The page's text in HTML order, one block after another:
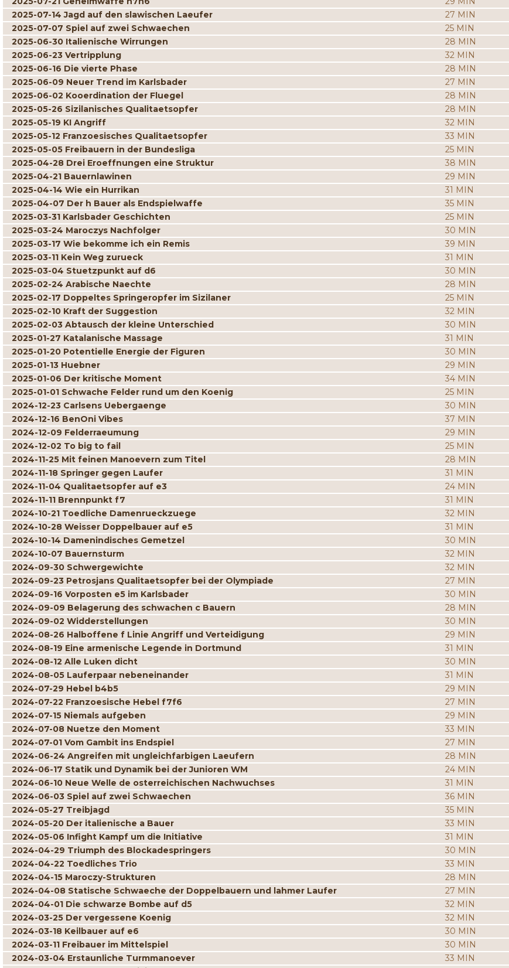
2025-07-14 Jagd auf den slawischen Laeufer
27 MIN
2025-07-07 Spiel auf zwei Schwaechen
25 MIN
2025-06-30 Italienische Wirrungen
28 MIN
2025-06-23 Vertripplung
32 MIN
2025-06-16 Die vierte Phase
28 MIN
2025-06-09 Neuer Trend im Karlsbader
27 MIN
2025-06-02 Kooerdination der Fluegel
28 MIN
2025-05-26 Sizilanisches Qualitaetsopfer
28 MIN
2025-05-19 KI Angriff
32 MIN
2025-05-12 Franzoesisches Qualitaetsopfer
33 MIN
2025-05-05 Freibauern in der Bundesliga
25 MIN
2025-04-28 Drei Eroeffnungen eine Struktur
38 MIN
2025-04-21 Bauernlawinen
29 MIN
2025-04-14 Wie ein Hurrikan
31 MIN
2025-04-07 Der h Bauer als Endspielwaffe
35 MIN
2025-03-31 Karlsbader Geschichten
25 MIN
2025-03-24 Maroczys Nachfolger
30 MIN
2025-03-17 Wie bekomme ich ein Remis
39 MIN
2025-03-11 Kein Weg zurueck
31 MIN
2025-03-04 Stuetzpunkt auf d6
30 MIN
2025-02-24 Arabische Naechte
28 MIN
2025-02-17 Doppeltes Springeropfer im Sizilaner
25 MIN
2025-02-10 Kraft der Suggestion
32 MIN
2025-02-03 Abtausch der kleine Unterschied
30 MIN
2025-01-27 Katalanische Massage
31 MIN
2025-01-20 Potentielle Energie der Figuren
30 MIN
2025-01-13 Huebner
29 MIN
2025-01-06 Der kritische Moment
34 MIN
2025-01-01 Schwache Felder rund um den Koenig
25 MIN
2024-12-23 Carlsens Uebergaenge
30 MIN
2024-12-16 BenOni Vibes
37 MIN
2024-12-09 Felderraeumung
29 MIN
2024-12-02 To big to fail
25 MIN
2024-11-25 Mit feinen Manoevern zum Titel
28 MIN
2024-11-18 Springer gegen Laufer
31 MIN
2024-11-04 Qualitaetsopfer auf e3
24 MIN
2024-11-11 Brennpunkt f7
31 MIN
2024-10-21 Toedliche Damenrueckzuege
32 MIN
2024-10-28 Weisser Doppelbauer auf e5
31 MIN
2024-10-14 Damenindisches Gemetzel
30 MIN
2024-10-07 Bauernsturm
32 MIN
2024-09-30 Schwergewichte
32 MIN
2024-09-23 Petrosjans Qualitaetsopfer bei der Olympiade
27 MIN
2024-09-16 Vorposten e5 im Karlsbader
30 MIN
2024-09-09 Belagerung des schwachen c Bauern
28 MIN
2024-09-02 Widderstellungen
30 MIN
2024-08-26 Halboffene f Linie Angriff und Verteidigung
29 MIN
2024-08-19 Eine armenische Legende in Dortmund
31 MIN
2024-08-12 Alle Luken dicht
30 MIN
2024-08-05 Lauferpaar nebeneinander
31 MIN
2024-07-29 Hebel b4b5
29 MIN
2024-07-22 Franzoesische Hebel f7f6
27 MIN
2024-07-15 Niemals aufgeben
29 MIN
2024-07-08 Nuetze den Moment
33 MIN
2024-07-01 Vom Gambit ins Endspiel
27 MIN
2024-06-24 Angreifen mit ungleichfarbigen Laeufern
28 MIN
2024-06-17 Statik und Dynamik bei der Junioren WM
24 MIN
2024-06-10 Neue Welle de osterreichischen Nachwuchses
31 MIN
2024-06-03 Spiel auf zwei Schwaechen
36 MIN
2024-05-27 Treibjagd
35 MIN
2024-05-20 Der italienische a Bauer
33 MIN
2024-05-06 Infight Kampf um die Initiative
31 MIN
2024-04-29 Triumph des Blockadespringers
30 MIN
2024-04-22 Toedliches Trio
33 MIN
2024-04-15 Maroczy-Strukturen
28 MIN
2024-04-08 Statische Schwaeche der Doppelbauern und lahmer Laufer
27 MIN
2024-04-01 Die schwarze Bombe auf d5
32 MIN
2024-03-25 Der vergessene Koenig
32 MIN
2024-03-18 Keilbauer auf e6
30 MIN
2024-03-11 Freibauer im Mittelspiel
30 MIN
2024-03-04 Erstaunliche Turmmanoever
33 MIN